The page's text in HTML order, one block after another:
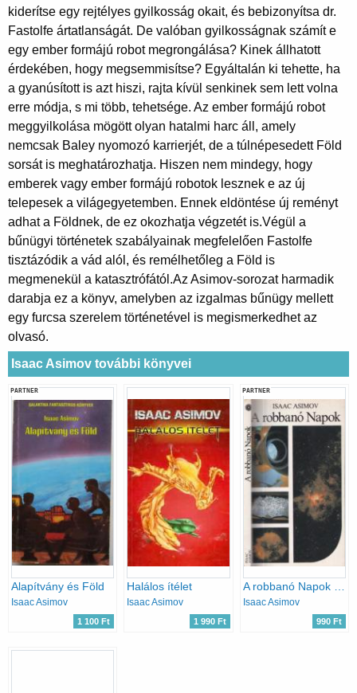
kiderítse egy rejtélyes gyilkosság okait, és bebizonyítsa dr.
Fastolfe ártatlanságát. De valóban gyilkosságnak számít e
egy ember formájú robot megrongálása? Kinek állhatott
érdekében, hogy megsemmisítse? Egyáltalán ki tehette, ha
a gyanúsított is azt hiszi, rajta kívül senkinek sem lett volna
erre módja, s mi több, tehetsége. Az ember formájú robot
meggyilkolása mögött olyan hatalmi harc áll, amely
nemcsak Baley nyomozó karrierjét, de a túlnépesedett Föld
sorsát is meghatározhatja. Hiszen nem mindegy, hogy
emberek vagy ember formájú robotok lesznek e az új
telepesek a világegyetemben. Ennek eldöntése új reményt
adhat a Földnek, de ez okozhatja végzetét is.Végül a
bűnügyi történetek szabályainak megfelelően Fastolfe
tisztázódik a vád alól, és remélhetőleg a Föld is
megmenekül a katasztrófától.Az Asimov-sorozat harmadik
darabja ez a könyv, amelyben az izgalmas bűnügy mellett
egy furcsa szerelem történetével is megismerkedhet az
olvasó.
Isaac Asimov további könyvei
PARTNER
Alapítvány és Föld
Isaac Asimov
1 100 Ft
Halálos ítélet
Isaac Asimov
1 990 Ft
PARTNER
Isaac Asimov
990 Ft